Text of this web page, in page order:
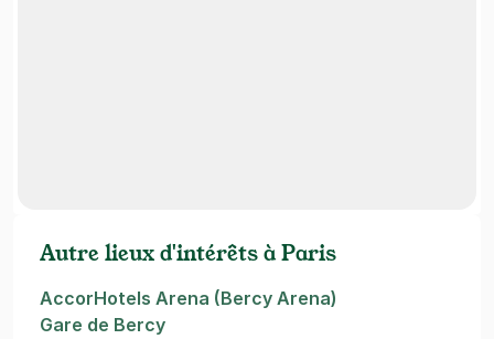
Autre lieux d'intérêts à Paris
AccorHotels Arena (Bercy Arena)
Gare de Bercy